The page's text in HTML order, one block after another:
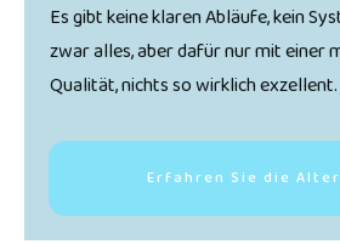
Es gibt keine klaren Abläufe, kein
zwar alles, aber dafür nur mit einer
Qualität, nichts so wirklich exzellent.
Erfahren Sie die